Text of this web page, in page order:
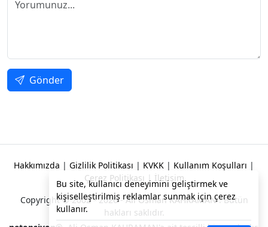
Gönder
Hakkımızda | Gizlilik Politikası | KVKK | Kullanım Koşulları |
Çerez Politikası | İletişim
Copyright © 2002 - 2026 -Ali Osman KAHRAMAN. Bütün
hakları saklıdır.
Bu site, kullanıcı deneyimini geliştirmek ve
kişiselleştirilmiş reklamlar sunmak için çerez
kullanır.